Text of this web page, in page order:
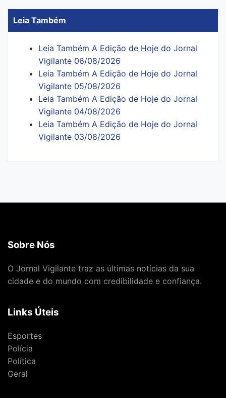
Leia Também
Leia Também A Edição de Hoje do Jornal
Vigilante 06/08/2026
Leia Também A Edição de Hoje do Jornal
Vigilante 05/08/2026
Leia Também A Edição de Hoje do Jornal
Vigilante 04/08/2026
Leia Também A Edição de Hoje do Jornal
Vigilante 03/08/2026
Sobre Nós
O Jornal Vigilante traz as últimas notícias da sua
cidade e do mundo com credibilidade e confiança.
Links Úteis
Esportes
Polícia
Política
Geral